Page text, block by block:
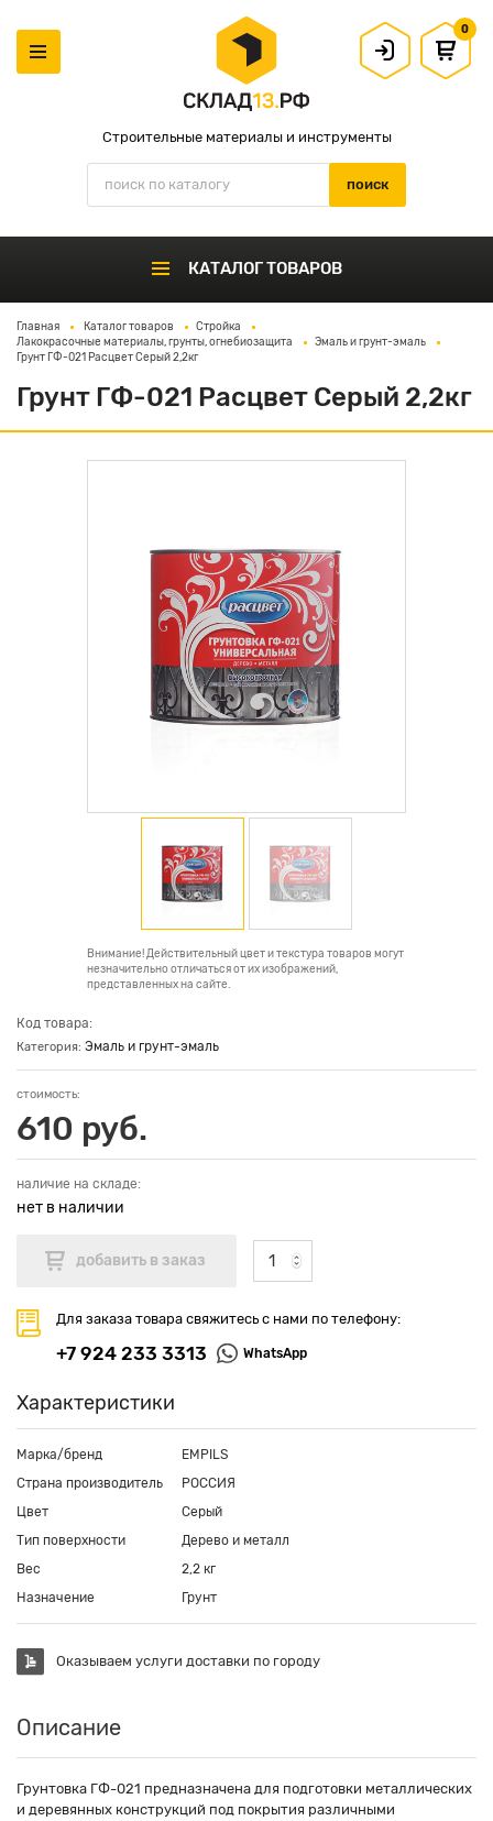
Строительные материалы и инструменты
0
КАТАЛОГ ТОВАРОВ
Главная Каталог товаров
Стройка
Лакокрасочные материалы, грунты, огнебиозащита
Эмаль и грунт-эмаль
Грунт ГФ-021 Расцвет Серый 2,2кг
Грунт ГФ-021 Расцвет Серый 2,2кг
Внимание! Действительный цвет и текстура товаров могут
незначительно отличаться от их изображений,
представленных на сайте.
Код товара:
Категория: Эмаль и грунт-эмаль
стоимость:
610 руб.
наличие на складе:
нет в наличии
Для заказа товара свяжитесь с нами по телефону:
+7 924 233 3313 WhatsApp
Характеристики
Марка/бренд
EMPILS
Страна производитель
РОССИЯ
Цвет
Серый
Тип поверхности
Дерево и металл
Вес
2,2 кг
Назначение
Грунт
Оказываем услуги доставки по городу
Описание
Грунтовка ГФ-021 предназначена для подготовки металлических
и деревянных конструкций под покрытия различными